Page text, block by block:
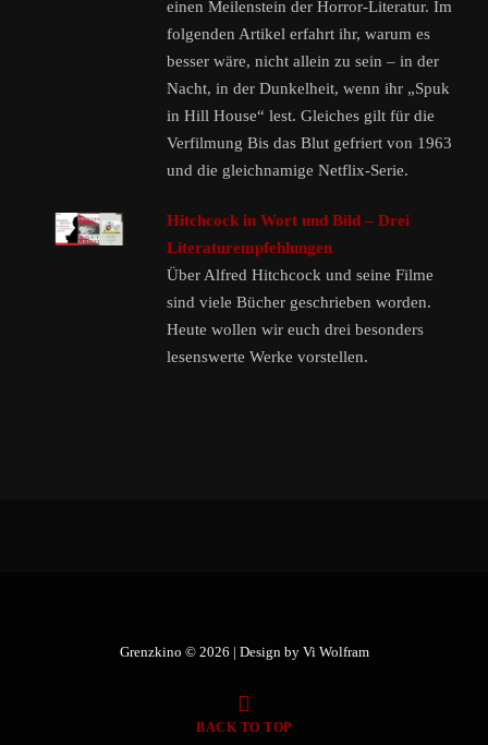
einen Meilenstein der Horror-Literatur. Im
folgenden Artikel erfahrt ihr, warum es
besser wäre, nicht allein zu sein – in der
Nacht, in der Dunkelheit, wenn ihr „Spuk
in Hill House“ lest. Gleiches gilt für die
Verfilmung Bis das Blut gefriert von 1963
und die gleichnamige Netflix-Serie.
Hitchcock in Wort und Bild – Drei
Literaturempfehlungen
Über Alfred Hitchcock und seine Filme
sind viele Bücher geschrieben worden.
Heute wollen wir euch drei besonders
lesenswerte Werke vorstellen.
Grenzkino © 2026 | Design by Vi Wolfram
BACK TO TOP